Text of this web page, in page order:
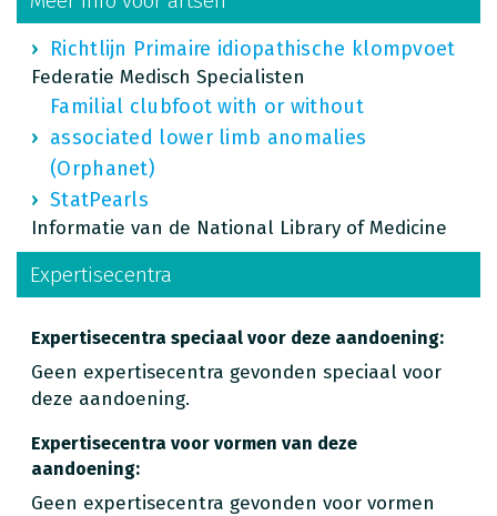
Richtlijn Primaire idiopathische klompvoet
Federatie Medisch Specialisten
Familial clubfoot with or without
associated lower limb anomalies
(Orphanet)
StatPearls
Informatie van de National Library of Medicine
Expertisecentra
Expertisecentra speciaal voor deze aandoening:
Geen expertisecentra gevonden speciaal voor
deze aandoening.
Expertisecentra voor vormen van deze
aandoening:
Geen expertisecentra gevonden voor vormen